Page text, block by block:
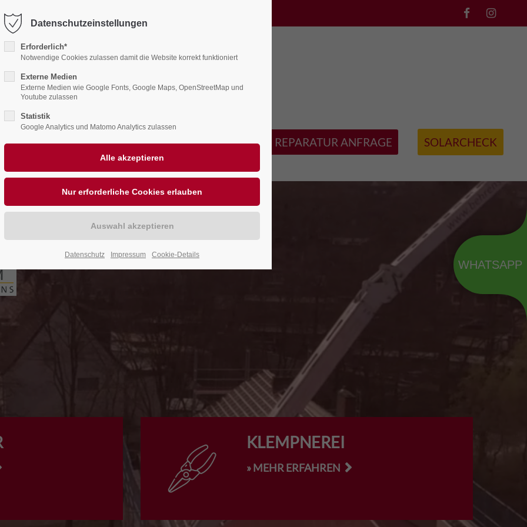
"offcanvas-col2"
leider nicht.
PHOTOVOLTAIK JOBS BEHRENS REPARATUR ANFRAGE SOLARCHECK
KLEMPNEREI
» MEHR ERFAHREN
WHATSAPP
Datenschutzeinstellungen
Erforderlich*
Notwendige Cookies zulassen damit die Website korrekt funktioniert
Externe Medien
Externe Medien wie Google Fonts, Google Maps, OpenStreetMap und
Youtube zulassen
Statistik
Google Analytics und Matomo Analytics zulassen
Datenschutz Impressum Cookie-Details